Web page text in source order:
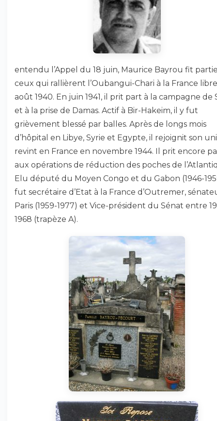
entendu l’Appel du 18 juin, Maurice Bayrou fit
ceux qui rallièrent l’Oubangui-Chari à la France
août 1940. En juin 1941, il prit part à la campagne de
et à la prise de Damas. Actif à Bir-Hakeim, il y fut
grièvement blessé par balles. Après de longs mois
d’hôpital en Libye, Syrie et Egypte, il rejoignit son
revint en France en novembre 1944. Il prit encore
aux opérations de réduction des poches de
Elu député du Moyen Congo et du Gabon (1946-
fut secrétaire d’Etat à la France d’Outremer,
Paris (1959-1977) et Vice-président du Sénat entre
1968 (trapèze A).